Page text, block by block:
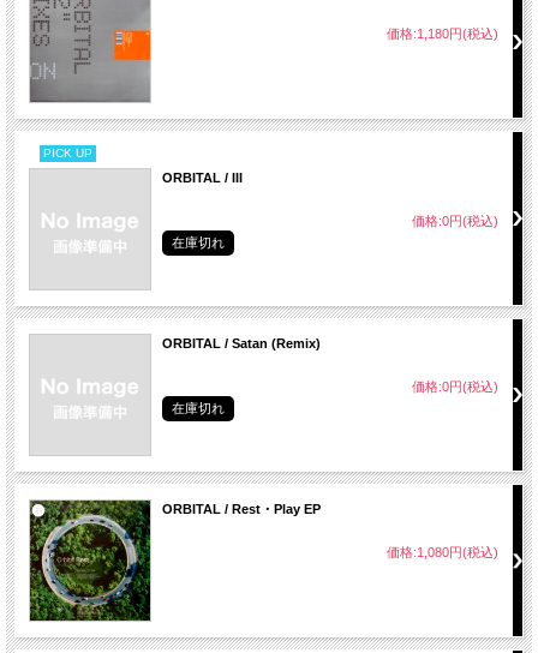
価格:1,180円(税込)
PICK UP
ORBITAL / III
価格:0円(税込)
在庫切れ
ORBITAL / Satan (Remix)
価格:0円(税込)
在庫切れ
ORBITAL / Rest・Play EP
価格:1,080円(税込)